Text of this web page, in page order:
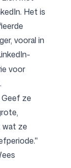
Het is
vooral in
voor
Geef ze
wat ze